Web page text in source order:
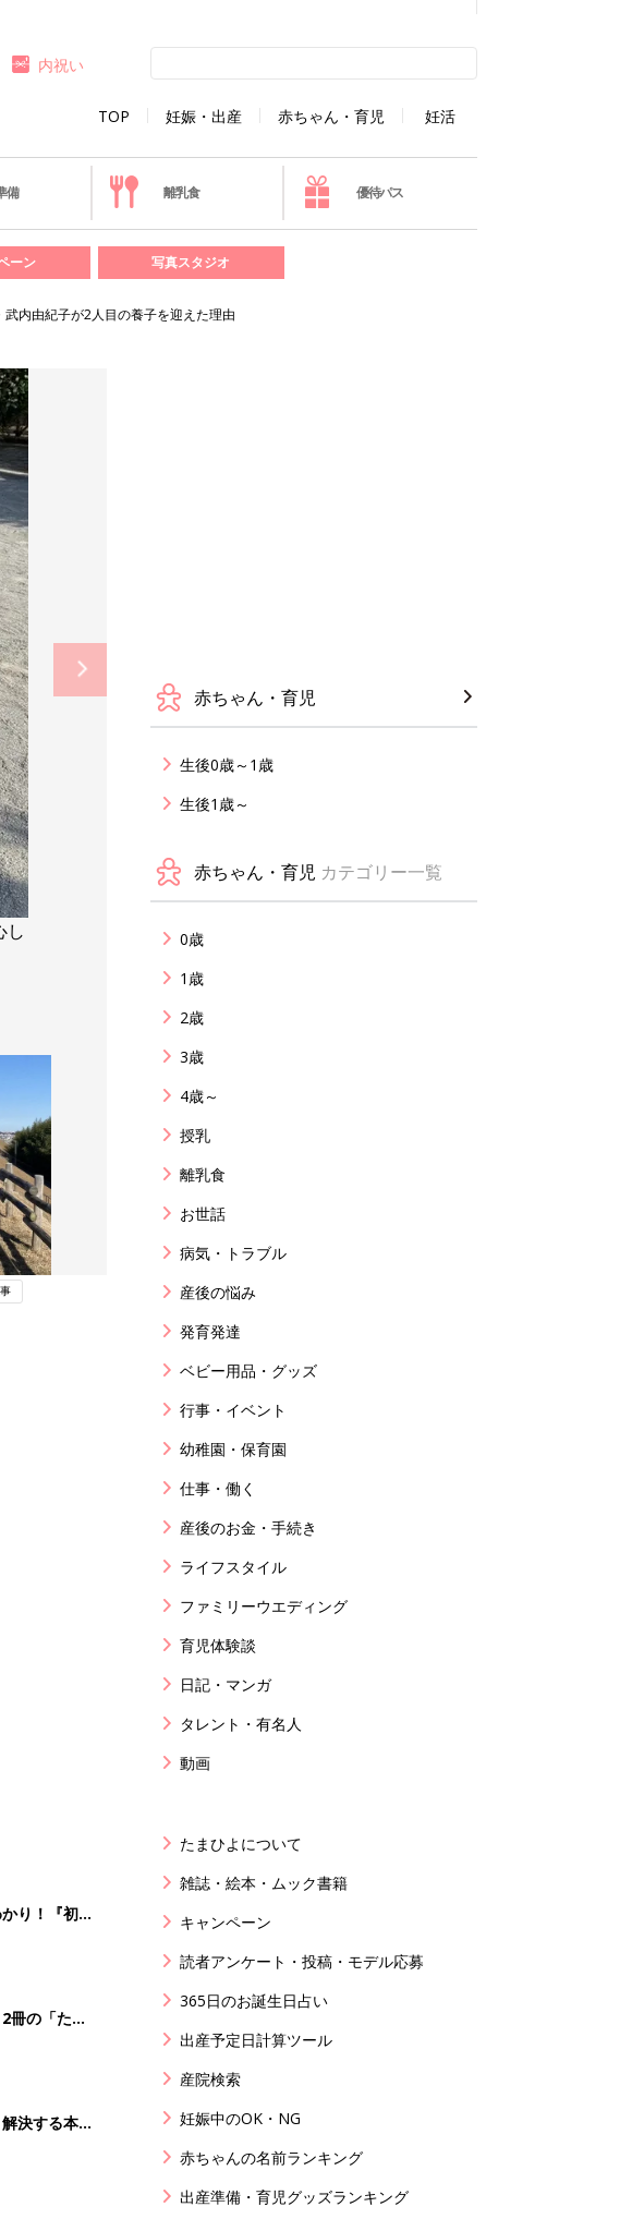
TOP 妊娠・出産 赤ちゃん・育児 妊活
内祝い
備 離乳食 優待パス
ーン 写真スタジオ
内由紀子が2人目の養子を迎えた理由
し
科書
一年中！
赤ちゃん・育児
生後0歳～1歳
生後1歳～
赤ちゃん・育児 カテゴリー一覧
0歳
1歳
2歳
3歳
4歳～
授乳
離乳食
お世話
病気・トラブル
産後の悩み
発育発達
ベビー用品・グッズ
行事・イベント
幼稚園・保育園
仕事・働く
産後のお金・手続き
ライフスタイル
ファミリーウエディング
育児体験談
日記・マンガ
タレント・有名人
動画
たまひよについて
雑誌・絵本・ムック書籍
キャンペーン
読者アンケート・投稿・モデル応募
365日のお誕生日占い
出産予定日計算ツール
産院検索
妊娠中のOK・NG
赤ちゃんの名前ランキング
出産準備・育児グッズランキング